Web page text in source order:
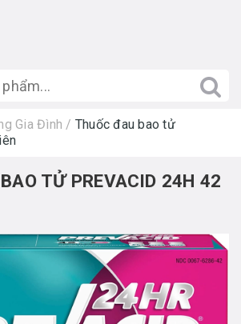
Gia Đình / Thuốc đau bao tử
TỬ PREVACID 24H 42